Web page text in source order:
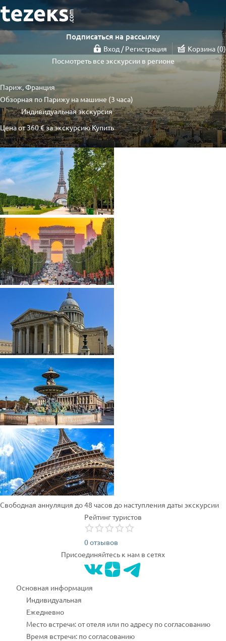
Подписаться на рассылку
Вход / Регистрация Корзина 0
Посмотреть все экскурсии в регионе
Париж, Франция
Обзорная по Парижу на машине (3 часа)
Индивидуальная экскурсия
Цена от360 €за экскурсиюКупить
Свободная аннуляция до 48 часов до наступления даты экскурсии
Рейтинг туристов
0 отзывов
Присоединяйтесь к нам в сетях
Основная информация
Индивидуальная
Ежедневно
Место встречи: от отеля или по адресу по согласованию
Время встречи: по согласованию